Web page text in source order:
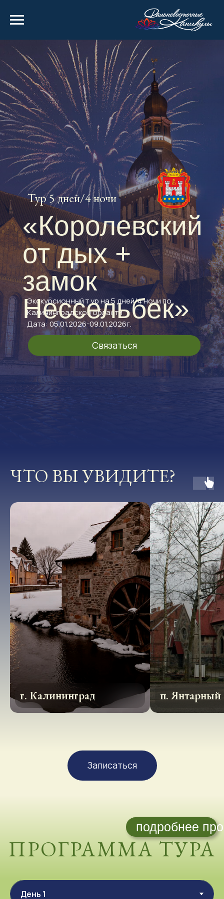
Экскурсионный т ур на 5 дней/4 ночи по
Калининградской области
Дата: 05.01.2026-09.01.2026г.
«Королевский
от дых +
замок
Нессельбек»
Тур 5 дней/4 ночи
Связаться
ЧТО ВЫ УВИДИТЕ?
г. Калининград п. Янтарный
Записаться
ПРОГРАММА ТУРА
подробнее про тур
1 ДЕНЬ
05.01.2026
Прибытие в аэропорт или на ж/д.
14:30 встреча в холле отеля Холидей
Инн**** с экскурсоводом.
Новогодний Калининград встретит своих гостей